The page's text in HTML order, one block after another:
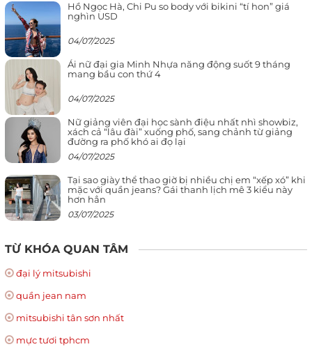
Hồ Ngọc Hà, Chi Pu so body với bikini “tí hon” giá
nghìn USD
04/07/2025
Ái nữ đại gia Minh Nhựa năng động suốt 9 tháng
mang bầu con thứ 4
04/07/2025
Nữ giảng viên đại học sành điệu nhất nhì showbiz,
xách cả “lâu đài” xuống phố, sang chảnh từ giảng
đường ra phố khó ai đọ lại
04/07/2025
Tại sao giày thể thao giờ bị nhiều chị em “xếp xó” khi
mặc với quần jeans? Gái thanh lịch mê 3 kiểu này
hơn hẳn
03/07/2025
TỪ KHÓA QUAN TÂM
đại lý mitsubishi
quần jean nam
mitsubishi tân sơn nhất
mực tươi tphcm